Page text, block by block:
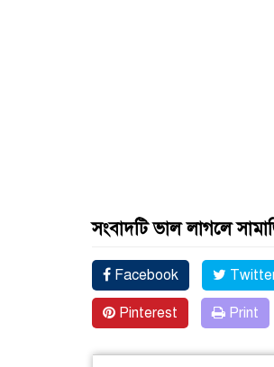
সংবাদটি ভাল লাগলে
Facebook
Pinterest Print